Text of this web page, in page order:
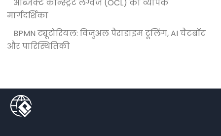
ऑब्जेक्ट कॉन्स्ट्रेंट लैंग्वेज (OCL) का व्यापक
मार्गदर्शिका
BPMN ट्यूटोरियल: विजुअल पैराडाइम टूलिंग, AI चैटबॉट
और पारिस्थितिकी